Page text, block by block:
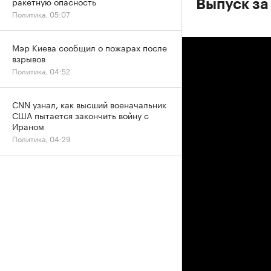
Выпуск
Политика, 05:07
Мэр Киева сообщил о пожарах после
взрывов
Политика, 04:52
CNN узнал, как высший военачальник
США пытается закончить войну с
Ираном
Политика, 04:29